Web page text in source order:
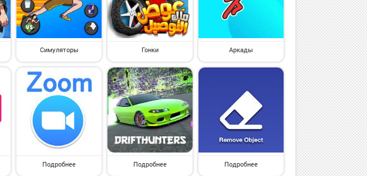
Симуляторы Гонки Аркады
Подробнее Подробнее Подробнее